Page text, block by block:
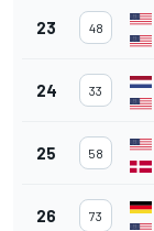
23 48
24 33
25 58
26 73